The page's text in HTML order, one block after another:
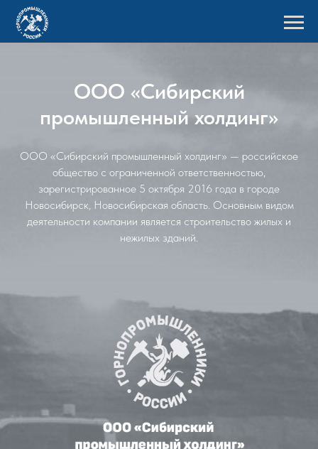
ООО «Сибирский
промышленный холдинг»
ООО «Сибирский промышленный холдинг» — российское
общество с ограниченной ответственностью,
зарегистрированное 5 октября 2016 года в городе
Новосибирск, Новосибирская область. Основным видом
деятельности компании является строительство жилых и
нежилых зданий.